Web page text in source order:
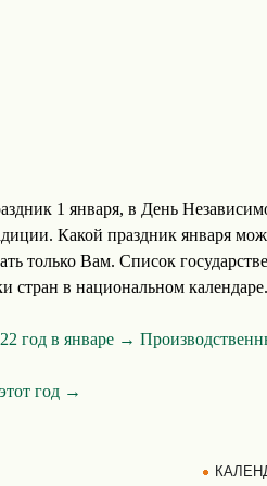
1 января, в День
Какой праздник января
только Вам. Список
стран в национальном календаре.
год в январе →
год →